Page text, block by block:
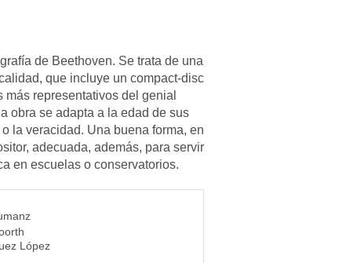
de Beethoven. Se trata de una
que incluye un compact-disc
representativos del genial
obra se adapta a la edad de sus
la veracidad. Una buena forma, en
adecuada, además, para servir
en escuelas o conservatorios.
López